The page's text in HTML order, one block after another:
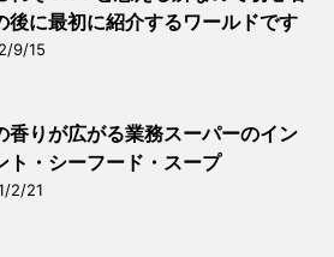
後に最初に紹介するワールドです
9/15
香りが広がる業務スーパーのイン
ト・シーフード・スープ
2/21